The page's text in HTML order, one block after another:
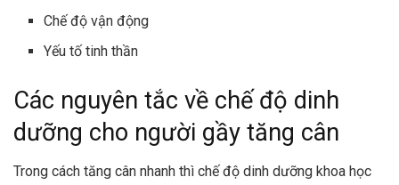
Chế độ vận động
Yếu tố tinh thần
Các nguyên tắc về chế độ dinh
dưỡng cho người gầy tăng cân
Trong cách tăng cân nhanh thì chế độ dinh dưỡng khoa học